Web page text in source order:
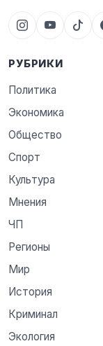
РУБРИКИ
Политика
Экономика
Общество
Спорт
Культура
Мнения
ЧП
Регионы
Мир
История
Криминал
Экология